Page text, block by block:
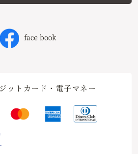
face book
ットカード・電子マネー